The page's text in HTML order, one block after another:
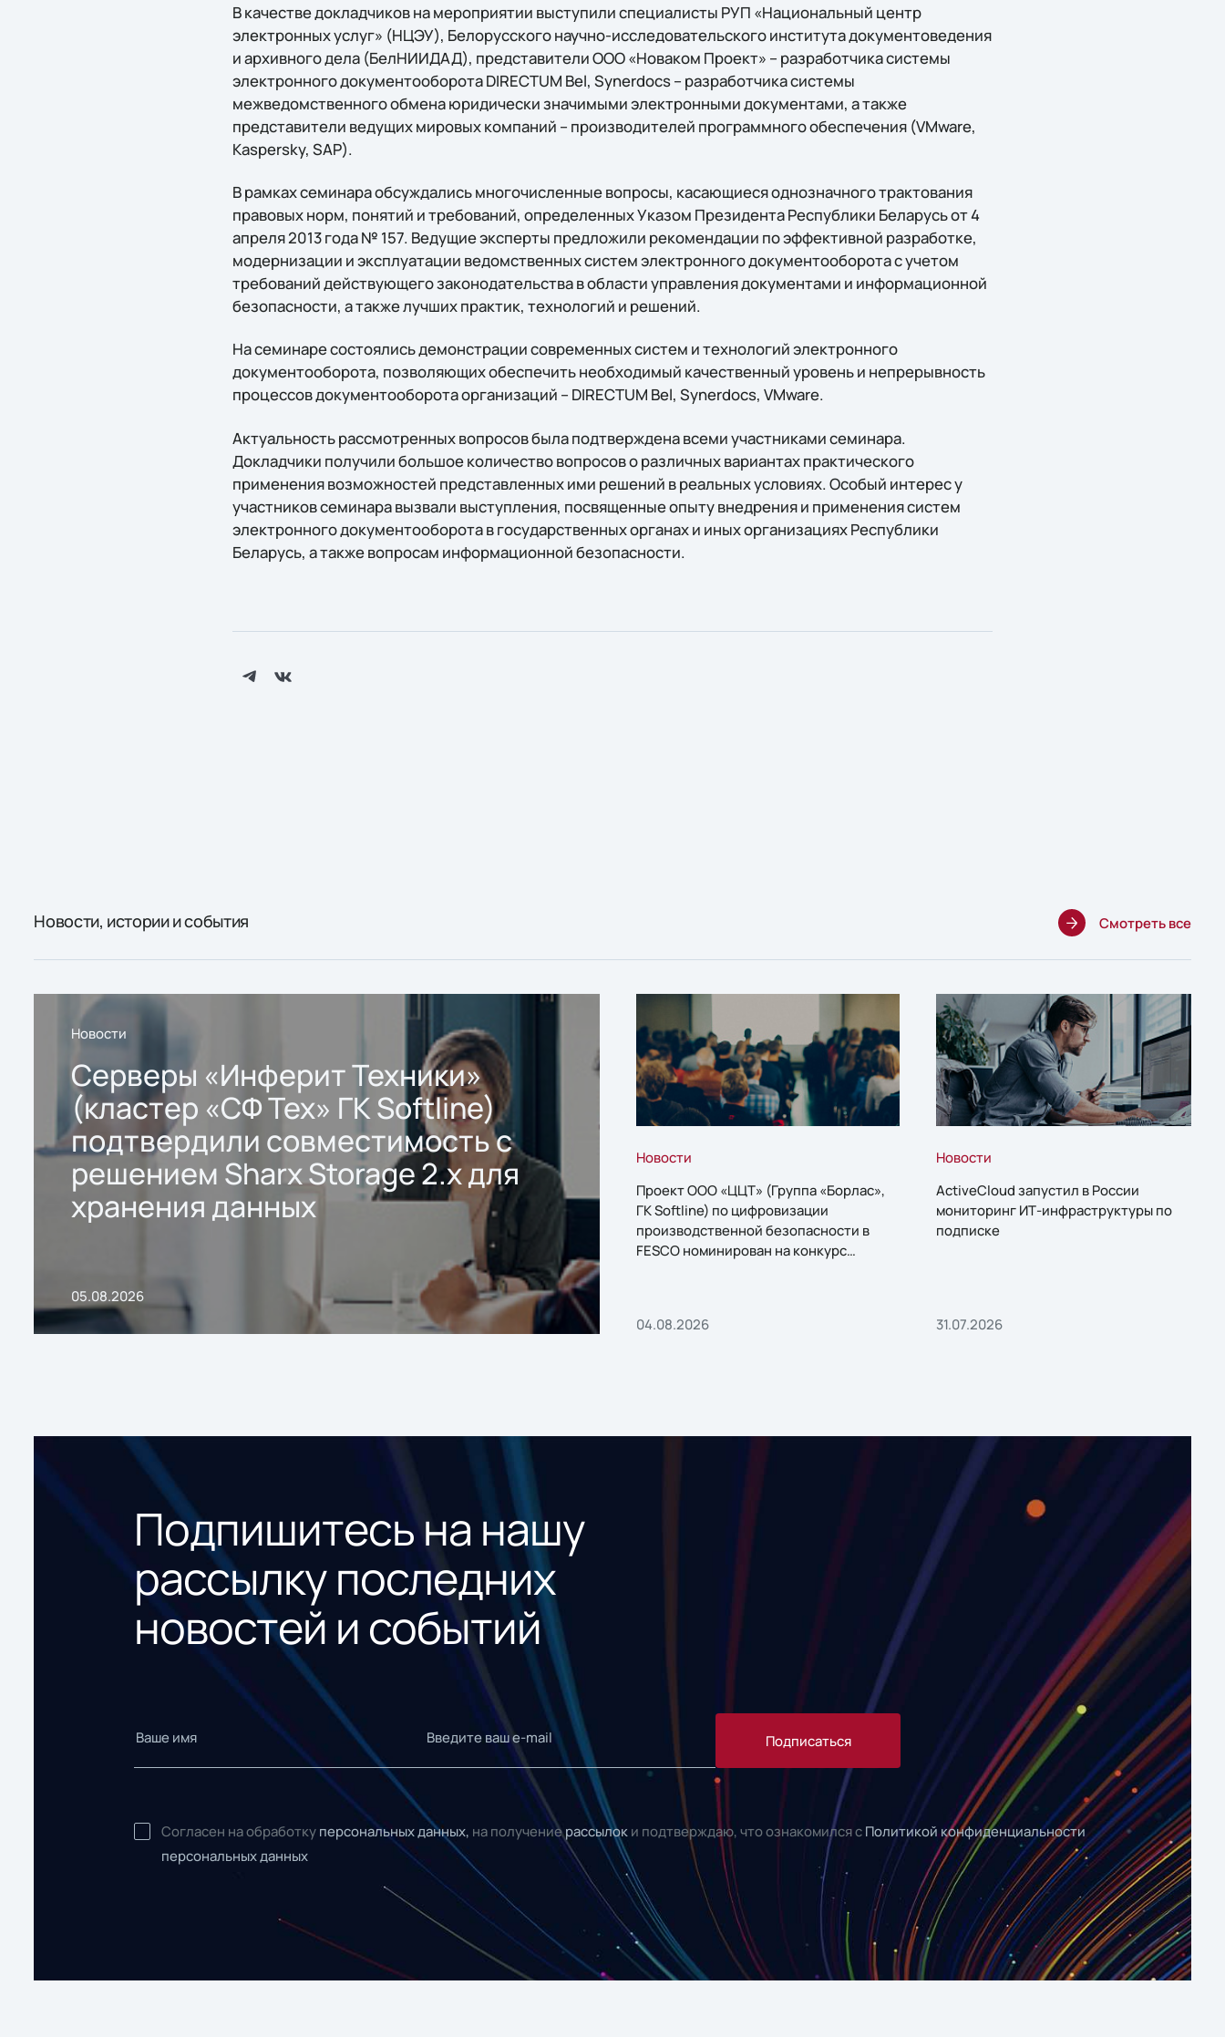
В качестве докладчиков на мероприятии выступили специалисты РУП «Национальный центр
электронных услуг» (НЦЭУ), Белорусского научно-исследовательского института документоведения
и архивного дела (БелНИИДАД), представители ООО «Новаком Проект» – разработчика системы
электронного документооборота DIRECTUM Bel, Synerdocs – разработчика системы
межведомственного обмена юридически значимыми электронными документами, а также
представители ведущих мировых компаний – производителей программного обеспечения (VMware,
Kaspersky, SAP).
В рамках семинара обсуждались многочисленные вопросы, касающиеся однозначного трактования
правовых норм, понятий и требований, определенных Указом Президента Республики Беларусь от 4
апреля 2013 года № 157. Ведущие эксперты предложили рекомендации по эффективной разработке,
модернизации и эксплуатации ведомственных систем электронного документооборота с учетом
требований действующего законодательства в области управления документами и информационной
безопасности, а также лучших практик, технологий и решений.
На семинаре состоялись демонстрации современных систем и технологий электронного
документооборота, позволяющих обеспечить необходимый качественный уровень и непрерывность
процессов документооборота организаций – DIRECTUM Bel, Synerdocs, VMware.
Актуальность рассмотренных вопросов была подтверждена всеми участниками семинара.
Докладчики получили большое количество вопросов о различных вариантах практического
применения возможностей представленных ими решений в реальных условиях. Особый интерес у
участников семинара вызвали выступления, посвященные опыту внедрения и применения систем
электронного документооборота в государственных органах и иных организациях Республики
Беларусь, а также вопросам информационной безопасности.
Новости, истории и события Смотреть все
Новости
Серверы «Инферит Техники»
(кластер «СФ Тех» ГК Softline)
подтвердили совместимость с
решением Sharx Storage 2.x для
хранения данных
05.08.2026
Новости
Проект ООО «ЦЦТ» (Группа «Борлас»,
ГК Softline) по цифровизации
производственной безопасности в
FESCO номинирован на конкурс
04.08.2026
Новости
ActiveCloud запустил в России
мониторинг ИТ-инфраструктуры по
подписке
31.07.2026
Подпишитесь на нашу
рассылку последних
новостей и событий
Подписаться
Согласен на обработку персональных данных, на получениерассылок и подтверждаю, что ознакомился с Политикой конфиденциальности
персональных данных